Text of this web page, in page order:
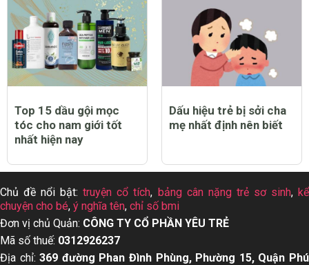
Top 15 dầu gội mọc
tóc cho nam giới tốt
nhất hiện nay
Dấu hiệu trẻ bị sởi cha
mẹ nhất định nên biết
Chủ đề nổi bật:truyện cổ tích, bảng cân nặng trẻ sơ sinh,kể
chuyện cho bé, ý nghĩa tên, chỉ số bmi
Đơn vị chủ Quản: CÔNG TY CỔ PHẦN YÊU TRẺ
Mã số thuế: 0312926237
Địa chỉ:369 đường Phan Đình Phùng, Phường 15, Quận Phú